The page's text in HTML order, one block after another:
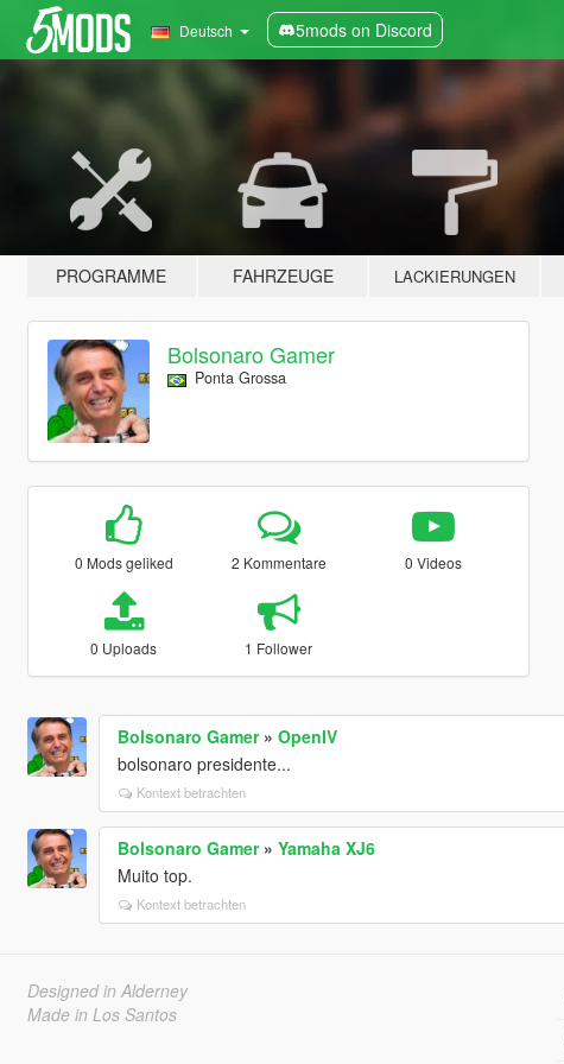
Deutsch 5mods on Discord
PROGRAMME FAHRZEUGE LACKIERUNGEN
Bolsonaro Gamer
Ponta Grossa
0 Mods geliked 2 Kommentare 0 Videos
0 Uploads 1 Follower
Bolsonaro Gamer» OpenIV
bolsonaro presidente...
Kontext betrachten
Bolsonaro Gamer» Yamaha XJ6
Muito top.
Kontext betrachten
Designed in Alderney
Made in Los Santos